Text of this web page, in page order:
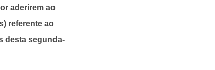
aderirem ao
referente ao
desta segunda-